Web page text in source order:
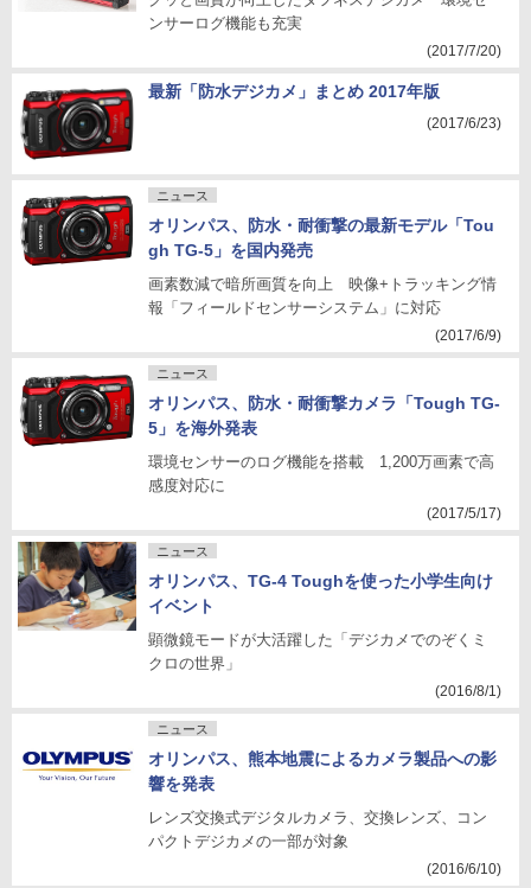
ンサーログ機能も充実
(2017/7/20)
最新「防水デジカメ」まとめ 2017年版
(2017/6/23)
ニュース
オリンパス、防水・耐衝撃の最新モデル「Tou
gh TG-5」を国内発売
画素数減で暗所画質を向上 映像+トラッキング情
報「フィールドセンサーシステム」に対応
(2017/6/9)
ニュース
オリンパス、防水・耐衝撃カメラ「Tough TG-
5」を海外発表
環境センサーのログ機能を搭載 1,200万画素で高
感度対応に
(2017/5/17)
ニュース
オリンパス、TG-4 Toughを使った小学生向け
イベント
顕微鏡モードが大活躍した「デジカメでのぞくミ
クロの世界」
(2016/8/1)
ニュース
オリンパス、熊本地震によるカメラ製品への影
響を発表
レンズ交換式デジタルカメラ、交換レンズ、コン
パクトデジカメの一部が対象
(2016/6/10)